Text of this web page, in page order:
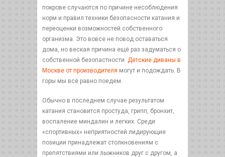
покрове случаются по причине несоблюдения
норм и правил техники безопасности катания и
переоценки возможностей собственного
организма. Это вовсе не повод оставаться
дома, но веская причина ещё раз задуматься о
собственной безопастности. Детские диваны в
Москве от производителя могут и подождать. В
горы мы всё равно поедем.
Обычно в последнем случае результатом
катания становится простуда, грипп, бронхит,
воспаление миндалин и легких. Среди
«спортивных» неприятностей лидирующие
позиции принадлежат столкновениям с
препятствиями или лыжников друг с другом, а